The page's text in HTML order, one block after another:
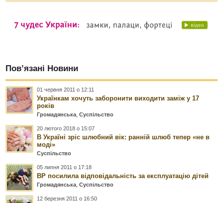
Пов’язані Новини
01 червня 2011 о 12:11
Українкам хочуть заборонити виходити заміж у 17
років
Громадянська,Суспільство
20 лютого 2018 о 15:07
В Україні зріс шлюбний вік: ранній шлюб тепер «не в
моді»
Суспільство
05 липня 2011 о 17:18
ВР посилила відповідальність за експлуатацію дітей
Громадянська,Суспільство
12 березня 2011 о 16:50